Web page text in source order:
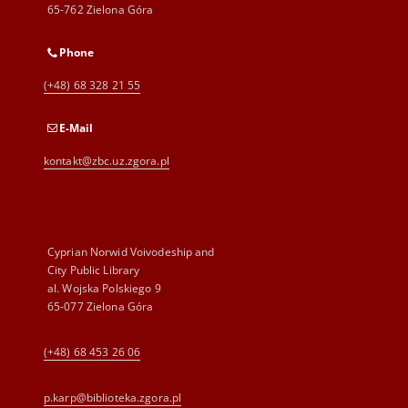
65-762 Zielona Góra
Phone
(+48) 68 328 21 55
E-Mail
kontakt@zbc.uz.zgora.pl
Cyprian Norwid Voivodeship and
City Public Library
al. Wojska Polskiego 9
65-077 Zielona Góra
(+48) 68 453 26 06
p.karp@biblioteka.zgora.pl